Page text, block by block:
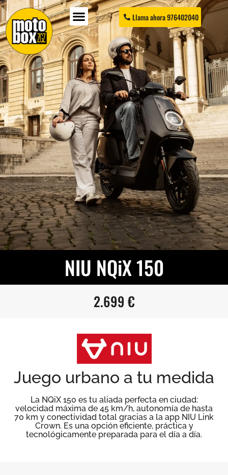
Llama ahora 976402040
NIU NQiX 150
2.699 €
Juego urbano a tu medida
La NQiX 150 es tu aliada perfecta en ciudad:
velocidad máxima de 45 km/h, autonomía de hasta
70 km y conectividad total gracias a la app NIU Link
Crown. Es una opción eficiente, práctica y
tecnológicamente preparada para el día a día.